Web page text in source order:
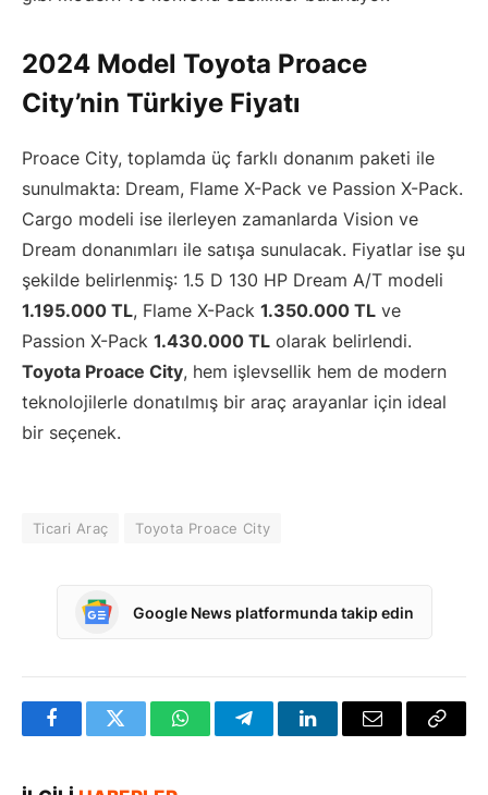
2024 Model Toyota Proace
City’nin Türkiye Fiyatı
Proace City, toplamda üç farklı donanım paketi ile
sunulmakta: Dream, Flame X-Pack ve Passion X-Pack.
Cargo modeli ise ilerleyen zamanlarda Vision ve
Dream donanımları ile satışa sunulacak. Fiyatlar ise şu
şekilde belirlenmiş: 1.5 D 130 HP Dream A/T modeli
1.195.000 TL, Flame X-Pack 1.350.000 TL ve
Passion X-Pack 1.430.000 TL olarak belirlendi.
Toyota Proace City, hem işlevsellik hem de modern
teknolojilerle donatılmış bir araç arayanlar için ideal
bir seçenek.
Ticari Araç Toyota Proace City
Google News platformunda takip edin
FacebookTwitter WhatsAppTelegramLinkedInE-